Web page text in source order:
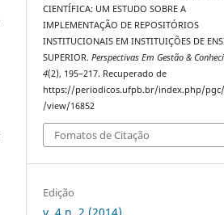
CIENTÍFICA: UM ESTUDO SOBRE A
IMPLEMENTAÇÃO DE REPOSITÓRIOS
INSTITUCIONAIS EM INSTITUIÇÕES DE
SUPERIOR.Perspectivas Em Gestão &
4(2), 195–217. Recuperado de
https://periodicos.ufpb.br/index.php/
/view/16852
Fomatos de Citação
Edição
v. 4 n. 2 (2014)